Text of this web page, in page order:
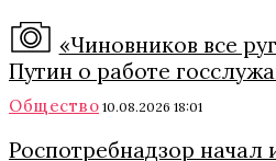
«Чиновников все
Путин о работе
Общество 10.08.2026 18:01
Роспотребнадзор начал